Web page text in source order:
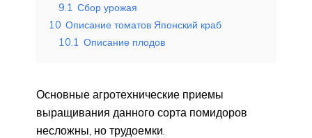
9.1 Сбор урожая
10 Описание томатов Японский краб
10.1 Описание плодов
Основные агротехнические приемы
выращивания данного сорта помидоров
несложны, но трудоемки.